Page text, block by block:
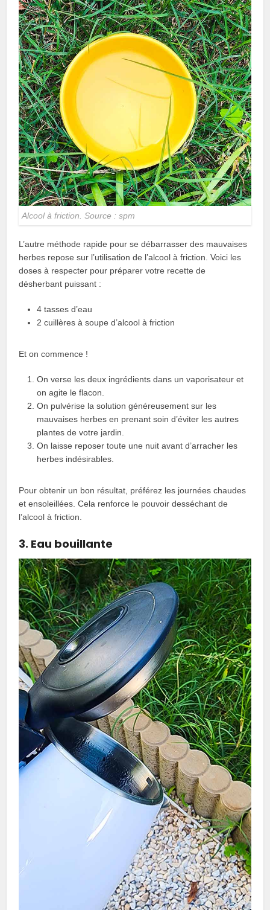
Alcool à friction. Source : spm
L’autre méthode rapide pour se débarrasser des mauvaises
herbes repose sur l’utilisation de l’alcool à friction. Voici les
doses à respecter pour préparer votre recette de
désherbant puissant :
4 tasses d’eau
2 cuillères à soupe d’alcool à friction
Et on commence !
On verse les deux ingrédients dans un vaporisateur et
on agite le flacon.
On pulvérise la solution généreusement sur les
mauvaises herbes en prenant soin d’éviter les autres
plantes de votre jardin.
On laisse reposer toute une nuit avant d’arracher les
herbes indésirables.
Pour obtenir un bon résultat, préférez les journées chaudes
et ensoleillées. Cela renforce le pouvoir desséchant de
l’alcool à friction.
3. Eau bouillante